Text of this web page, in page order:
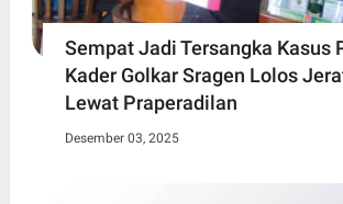
Sempat Jadi Tersangka Kasus
Kader Golkar Sragen Lolos
Lewat Praperadilan
Desember 03, 2025